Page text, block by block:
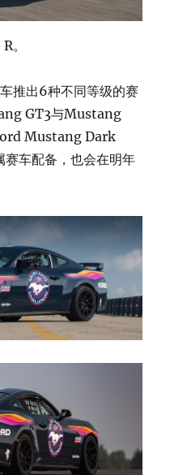
。
推出6种不同等级的赛
GT3与Mustang
Mustang Dark
车配备，也会在明年